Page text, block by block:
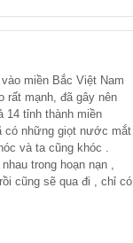
miền Bắc Việt Nam
rất mạnh, đã gây nên
14 tỉnh thành miền
có những giọt nước mắt
và ta cũng khóc .
trong hoạn nạn ,
cũng sẽ qua đi , chỉ có